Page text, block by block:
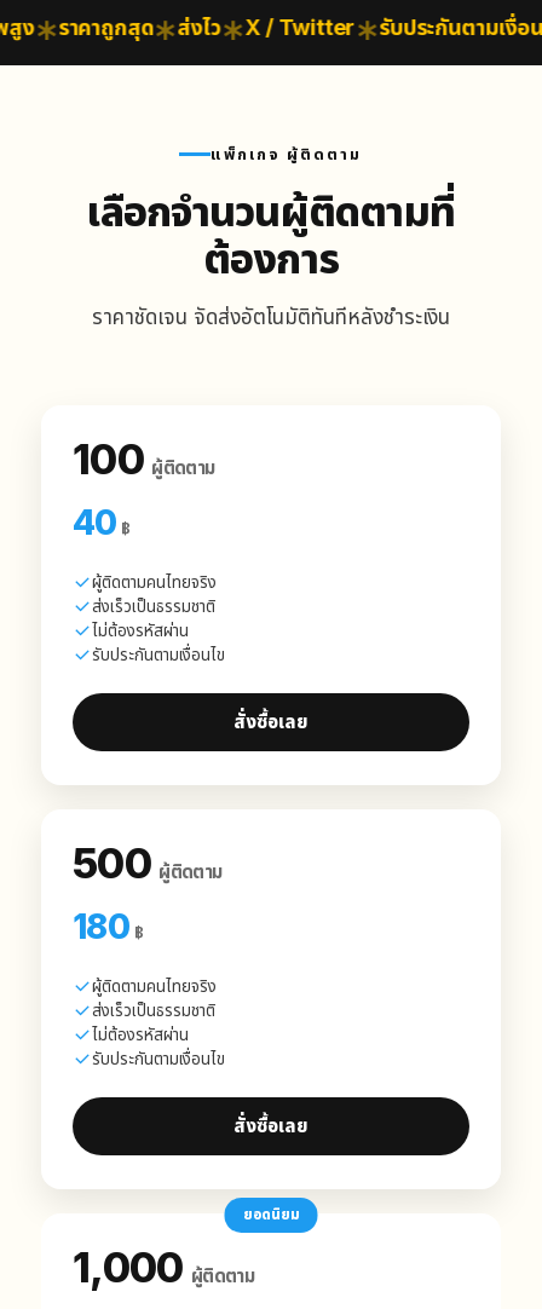
ราคาถูกสุด ส่งไว X / Twitter รับประกันตามเงื่อนไข
แพ็กเกจ ผู้ติดตาม
เลือกจำนวนผู้ติดตามที่
ต้องการ
ราคาชัดเจน จัดส่งอัตโนมัติทันทีหลังชำระเงิน
100 ผู้ติดตาม
40 ฿
ผู้ติดตามคนไทยจริง
ส่งเร็วเป็นธรรมชาติ
ไม่ต้องรหัสผ่าน
รับประกันตามเงื่อนไข
สั่งซื้อเลย
500 ผู้ติดตาม
180 ฿
ผู้ติดตามคนไทยจริง
ส่งเร็วเป็นธรรมชาติ
ไม่ต้องรหัสผ่าน
รับประกันตามเงื่อนไข
สั่งซื้อเลย
ยอดนิยม
1,000 ผู้ติดตาม